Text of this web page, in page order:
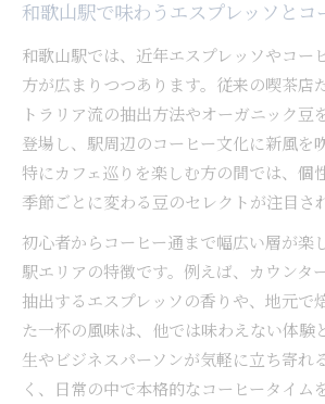
本格コーヒーと手作りスイー
テイクアウトで公園ピクニックを
コーヒー片手に公園で楽しむピ
駅近でエスプレッソをテイク
テイクアウトコーヒーと青空ピ
コーヒー好きにおすすめの駅
エスプレッソのテイクアウト
和歌山駅で味わうエスプレッソとコ
和歌山駅では、近年エスプレッソやコー
方が広まりつつあります。従来の喫茶店
トラリア流の抽出方法やオーガニック豆
登場し、駅周辺のコーヒー文化に新風を
特にカフェ巡りを楽しむ方の間では、個
季節ごとに変わる豆のセレクトが注目さ
初心者からコーヒー通まで幅広い層が楽
駅エリアの特徴です。例えば、カウンタ
抽出するエスプレッソの香りや、地元で
た一杯の風味は、他では味わえない体験
生やビジネスパーソンが気軽に立ち寄れ
く、日常の中で本格的なコーヒータイム